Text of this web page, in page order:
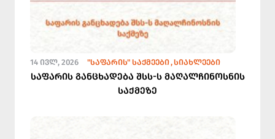
14 ᲘᲕᲚ, 2026 "ᲡᲐᲤᲐᲠᲘᲡ" ᲡᲐᲥᲛᲔᲔᲑᲘ ᲡᲘᲐᲮᲚᲔᲔᲑᲘ
საფარის განცხადება შსს-ს მაღალჩინოსნის
საქმეზე